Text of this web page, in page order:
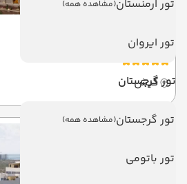
تور ارمنستان(مشاهده همه)
تور ایروان
تور گرجستان
تور گرجستان(مشاهده همه)
تور باتومی
پانوراما
کیش